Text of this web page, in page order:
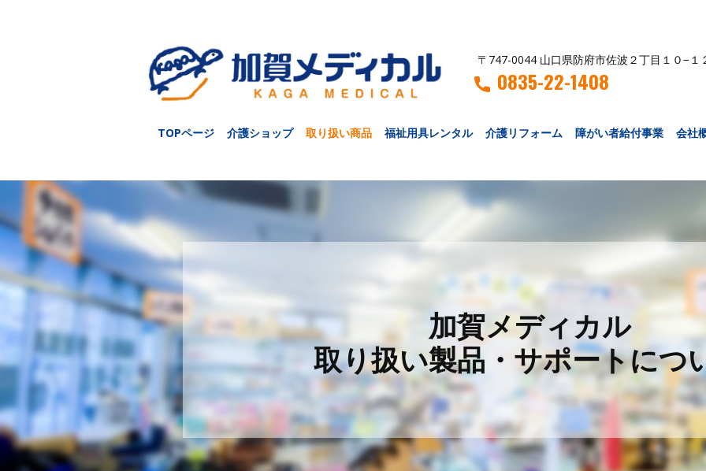
〒747-0044 山口県防府市佐波２丁目１０−１
0835-22-1408
TOPページ 介護ショップ 取り扱い商品 福祉用具レンタル 介護リフォーム 障がい者給付事業 会社
加賀メディカル
取り扱い製品・サポートにつ